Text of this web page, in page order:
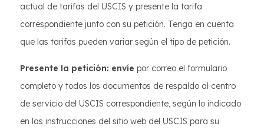
actual de tarifas del USCIS y presente la tarifa
correspondiente junto con su petición. Tenga en cuenta
que las tarifas pueden variar según el tipo de petición.
Presente la petición: envíe por correo el formulario
completo y todos los documentos de respaldo al centro
de servicio del USCIS correspondiente, según lo indicado
en las instrucciones del sitio web del USCIS para su